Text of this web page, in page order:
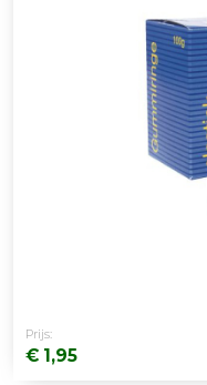
Prijs:
€ 1,95